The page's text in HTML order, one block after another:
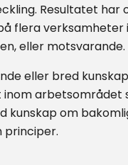
Resultatet har
flera verksamheter
eller motsvarande.
eller bred
arbetsområdet
kunskap om
principer.